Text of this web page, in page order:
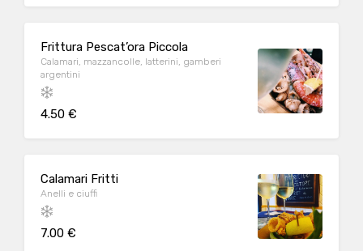
Frittura Pescat’ora Piccola
Calamari, mazzancolle, latterini, gamberi
argentini
4.50 €
Calamari Fritti
Anelli e ciuffi
7.00 €